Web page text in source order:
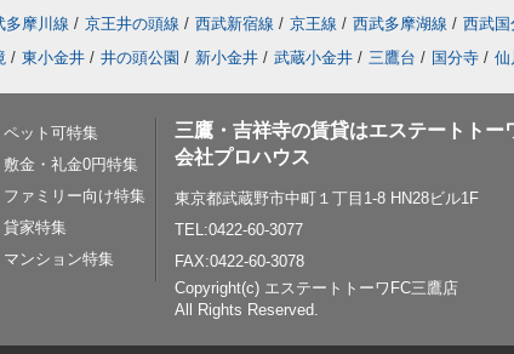
多摩川線 / 京王井の頭線 / 西武新宿線 / 京王線 / 西武多摩湖線 / 西武国
/ 東小金井 / 井の頭公園 / 新小金井 / 武蔵小金井 / 三鷹台 / 国分寺 / 仙
ペット可特集
敷金・礼金0円特集
ファミリー向け特集
貸家特集
マンション特集
三鷹・吉祥寺の賃貸はエステートトー
会社プロハウス
東京都武蔵野市中町１丁目1-8 HN28ビル1F
TEL:0422-60-3077
FAX:0422-60-3078
Copyright(c) エステートトーワFC三鷹店
All Rights Reserved.